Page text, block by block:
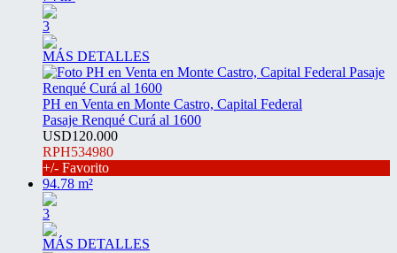
3
MÁS DETALLES
PH en Venta en Monte Castro, Capital Federal
Pasaje Renqué Curá al 1600
USD120.000
RPH534980
+/- Favorito
94.78 m²
3
MÁS DETALLES